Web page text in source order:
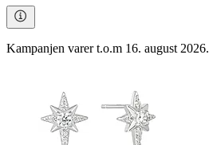
Kampanjen varer t.o.m 16. august 2026.